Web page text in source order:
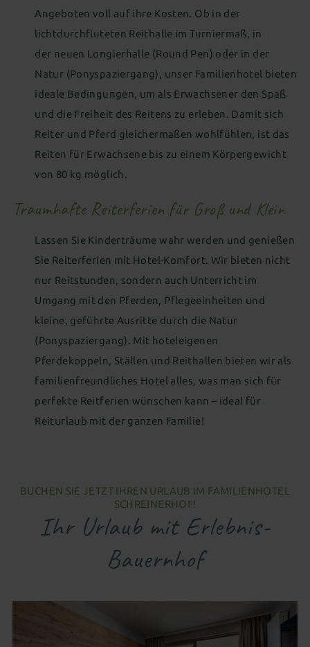
Angeboten voll auf ihre Kosten. Ob in der
lichtdurchfluteten Reithalle im Turniermaß, in
der neuen Longierhalle (Round Pen) oder in der
Natur (Ponyspaziergang), unser Familienhotel bieten
ideale Bedingungen, um als Erwachsener den Spaß
und die Freiheit des Reitens zu erleben. Damit sich
Reiter und Pferd gleichermaßen wohlfühlen, ist das
Reiten für Erwachsene bis zu einem Körpergewicht
von 80 kg möglich.
Traumhafte Reiterferien für Groß und Klein
Lassen Sie Kinderträume wahr werden und genießen
Sie Reiterferien mit Hotel-Komfort. Wir bieten nicht
nur Reitstunden, sondern auch Unterricht im
Umgang mit den Pferden, Pflegeeinheiten und
kleine, geführte Ausritte durch die Natur
(Ponyspaziergang). Mit hoteleigenen
Pferdekoppeln, Ställen und Reithallen bieten wir als
familienfreundliches Hotel alles, was man sich für
perfekte Reitferien wünschen kann – ideal für
Reiturlaub mit der ganzen Familie!
BUCHEN SIE JETZT IHREN URLAUB IM FAMILIENHOTEL
SCHREINERHOF!
Ihr Urlaub mit Erlebnis-
Bauernhof